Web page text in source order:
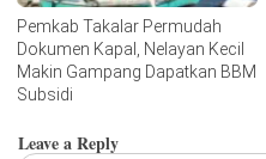
Pemkab Takalar Permudah
Dokumen Kapal, Nelayan Kecil
Makin Gampang Dapatkan BBM
Subsidi
Leave a Reply